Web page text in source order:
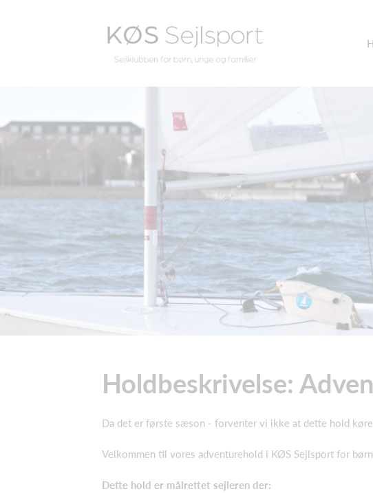
Holdbeskrivelse:
Da det er første sæson - forventer vi ikke at dette hold
Velkommen til vores adventurehold i KØS Sejlsport for
Dette hold er målrettet sejleren der: